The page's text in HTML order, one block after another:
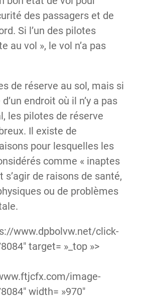
des passagers et de
Si l’un des pilotes
au vol », le vol n’a pas
de réserve au sol, mais si
endroit où il n’y a pas
les pilotes de réserve
Il existe de
pour lesquelles les
comme « inaptes
s’agir de raisons de santé,
ou de problèmes
www.dpbolvw.net/click-
target= »_top »>
image-
width= »970″